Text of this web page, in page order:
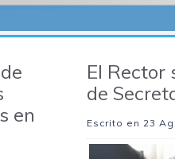
en
El Rector
de
Escrito en 23